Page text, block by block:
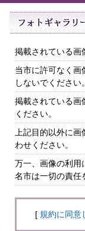
掲載されている画
当市に許可なく画
しないでください。
掲載されている画
ください。
上記目的以外に
わせください。
万一、画像の利用
名市は一切の責任
[ 規約に同意